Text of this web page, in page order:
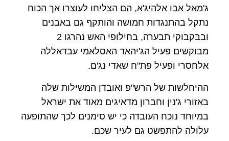
ג'מאל אבו אלהיג'א, הם הצליחו לעוצרו אך הכוח
נתקל בהתנגדות חמושה והותקף גם באבנים
ובבקבוקי תבערה, בחילופי האש נהרגו 2
מבוקשים פעיל הג'יהאד האסלאמי עבדאללה
אלחסרי ופעיל פת"ח שאדי נג'ם.
ההיחלשות של הרש"פ ואובדן המשילות שלה
באזורי ג'נין וחברון מדאיגים מאוד את ישראל
במיוחד נוכח העובדה כי יש סימנים לכך שהתופעה
עלולה להתפשט גם לעיר שכם.